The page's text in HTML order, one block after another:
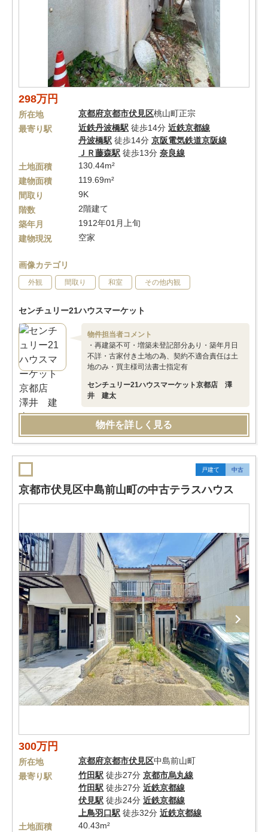
298万円
所在地 京都府京都市伏見区桃山町正宗
最寄り駅
近鉄丹波橋駅 徒歩14分 近鉄京都線
丹波橋駅 徒歩14分 京阪電気鉄道京阪線
ＪＲ藤森駅 徒歩13分 奈良線
土地面積
130.44m²
建物面積
119.69m²
間取り
9K
階数
2階建て
築年月
1912年01月上旬
建物現況
空家
画像カテゴリ
外観 間取り 和室 その他内観
センチュリー21ハウスマーケット
物件担当者コメント
・再建築不可・増築未登記部分あり・築年月日
不詳・古家付き土地の為、契約不適合責任は土
地のみ・買主様司法書士指定有
センチュリー21ハウスマーケット京都店 澤
井 建太
物件を詳しく見る
戸建て 中古
京都市伏見区中島前山町の中古テラスハウス
300万円
所在地 京都府京都市伏見区中島前山町
最寄り駅
竹田駅 徒歩27分 京都市烏丸線
竹田駅 徒歩27分 近鉄京都線
伏見駅 徒歩24分 近鉄京都線
上鳥羽口駅 徒歩32分 近鉄京都線
土地面積
40.43m²